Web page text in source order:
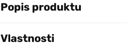
Popis produktu
Vlastnosti